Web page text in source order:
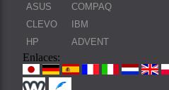
ASUS
CLEVO
HP
COMPAQ
IBM
ADVENT
Enlaces: